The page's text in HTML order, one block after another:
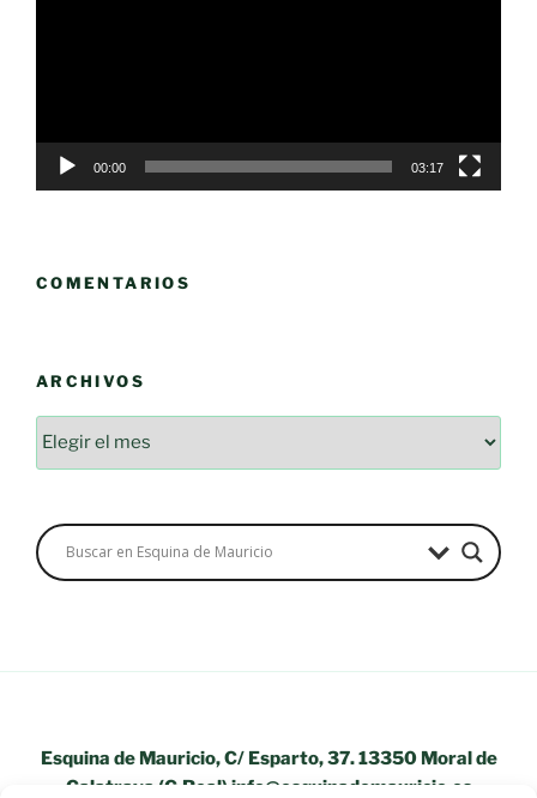
00:00 03:17
COMENTARIOS
ARCHIVOS
Esquina de Mauricio, C/ Esparto, 37. 13350 Moral de
Calatrava (C.Real) info@esquinademauricio.es